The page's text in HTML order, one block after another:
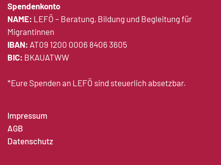
Spendenkonto
NAME: LEFÖ – Beratung, Bildung und Begleitung für
Migrantinnen
IBAN: AT09 1200 0006 8406 3605
BIC: BKAUATWW
*Eure Spenden an LEFÖ sind steuerlich absetzbar.
Impressum
AGB
Datenschutz